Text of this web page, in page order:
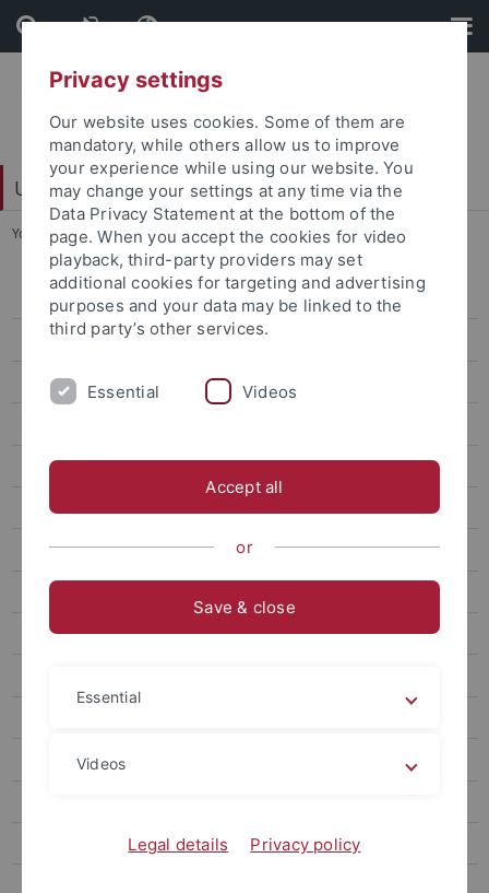
Skip
to
content
Skip
to
footer
Universitätsbibliothek
You are here: Startseite ... Religionswissenschaft*
Fachgebiete
Ägyptologie
Allgemeine Rhetorik
Allgemeine u. vergleichende Sprachwissenschaft
Alte Geschichte
Alter Orient
Anglistik, Amerikanistik
Astronomie
Biologie
Empirische Kulturwissenschaft
Privacy settings
Our website uses cookies. Some of them are
mandatory, while others allow us to improve
your experience while using our website. You
may change your settings at any time via the
Data Privacy Statement at the bottom of the
page. When you accept the cookies for video
playback, third-party providers may set
additional cookies for targeting and advertising
purposes and your data may be linked to the
third party’s other services.
Essential Videos
Accept all
or
Save & close
Essential
Videos
Legal details Privacy policy